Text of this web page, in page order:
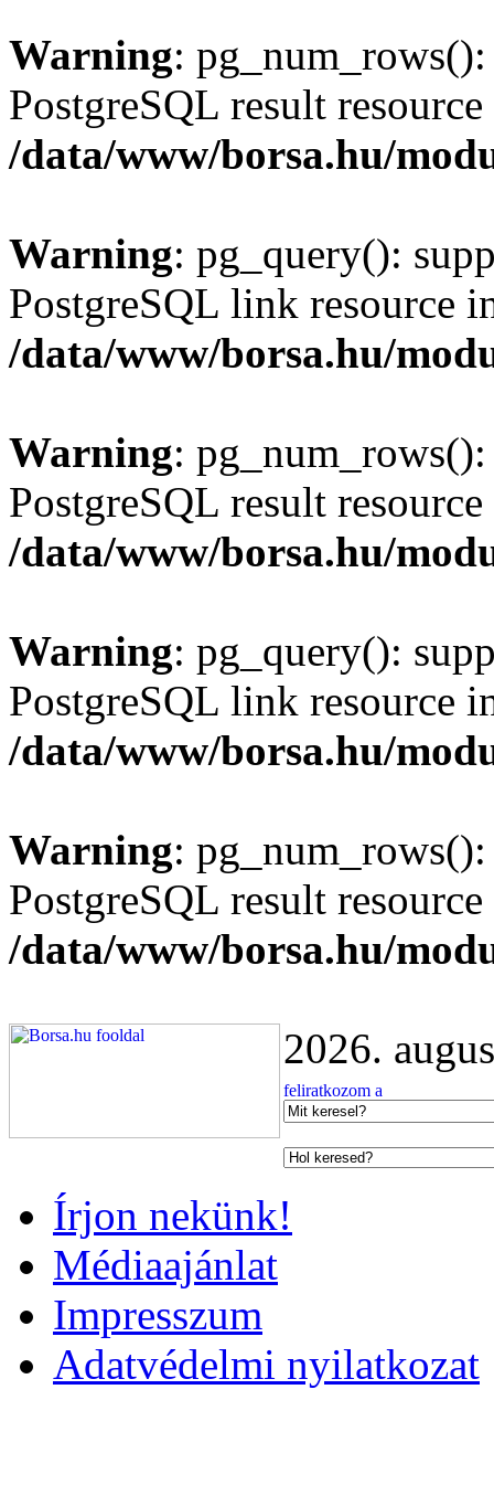
Warning:
PostgreSQL result
/data/www/borsa.hu/
Warning: pg_query():
PostgreSQL link resource
/data/www/borsa.hu/
Warning:
PostgreSQL result
/data/www/borsa.hu/
Warning: pg_query():
PostgreSQL link resource
/data/www/borsa.hu/
Warning:
PostgreSQL result
/data/www/borsa.hu/
2026.
Írjon nekünk!
Médiaajánlat
Impresszum
Adatvédelmi nyilatkozat